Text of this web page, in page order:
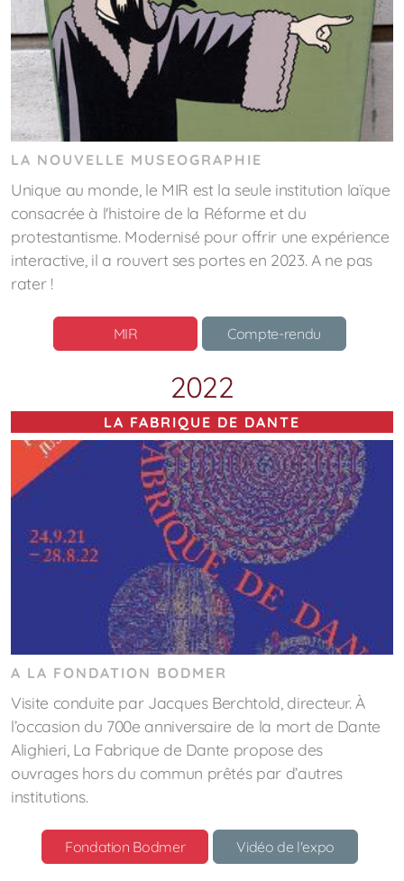
LA NOUVELLE MUSEOGRAPHIE
Unique au monde, le MIR est la seule institution laïque
consacrée à l'histoire de la Réforme et du
protestantisme. Modernisé pour offrir une expérience
interactive, il a rouvert ses portes en 2023. A ne pas
rater !
MIR Compte-rendu
2022
LA FABRIQUE DE DANTE
A LA FONDATION BODMER
Visite conduite par Jacques Berchtold, directeur. À
l’occasion du 700e anniversaire de la mort de Dante
Alighieri, La Fabrique de Dante propose des
ouvrages hors du commun prêtés par d’autres
institutions.
Fondation Bodmer Vidéo de l'expo